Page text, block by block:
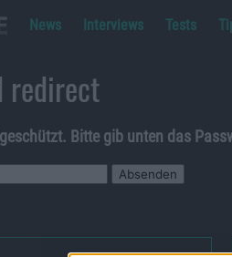
News Interviews Tests
redirect
Bitte gib unten das